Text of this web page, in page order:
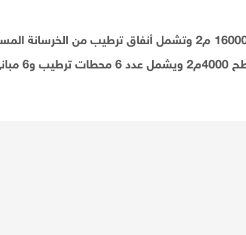
تنفذه شركة المقاولون العرب، والمصنع عبارة عن صالة الإنتاج بمسطح 16000 م2 وتشمل